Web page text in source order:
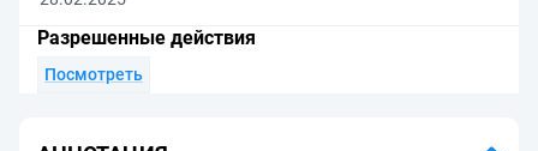
Разрешенные действия
Посмотреть